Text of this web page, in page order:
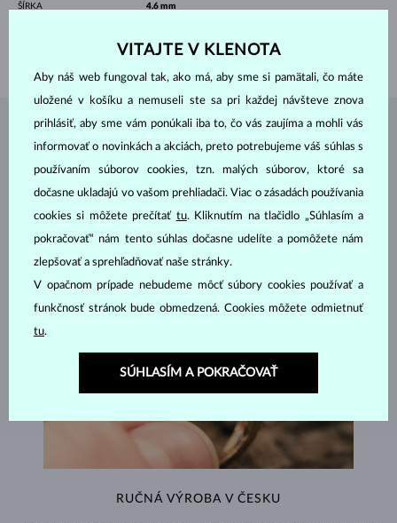
ŠÍRKA 4.6 mm
0.90 g
RUČNÁ VÝROBA V ČESKU
VITAJTE V KLENOTA
Aby náš web fungoval tak, ako má, aby sme si pamätali, čo máte
uložené v košíku a nemuseli ste sa pri každej návšteve znova
prihlásiť, aby sme vám ponúkali iba to, čo vás zaujíma a mohli vás
informovať o novinkách a akciách, preto potrebujeme váš súhlas s
používaním súborov cookies, tzn. malých súborov, ktoré sa
dočasne ukladajú vo vašom prehliadači. Viac o zásadách používania
cookies si môžete prečítať tu. Kliknutím na tlačidlo „Súhlasím a
pokračovať“ nám tento súhlas dočasne udelíte a pomôžete nám
zlepšovať a sprehľadňovať naše stránky.
V opačnom prípade nebudeme môcť súbory cookies používať a
funkčnosť stránok bude obmedzená. Cookies môžete odmietnuť
tu.
SÚHLASÍM A POKRAČOVAŤ